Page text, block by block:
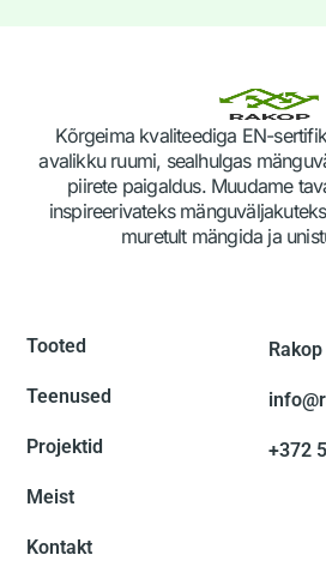
Kõrgeima kvaliteediga EN-
avalikku ruumi, sealhulgas
piirete paigaldus. Muudame
inspireerivateks
muretult mängida ja
Tooted
Teenused
Projektid
Meist
Kontakt
Rakop
+372